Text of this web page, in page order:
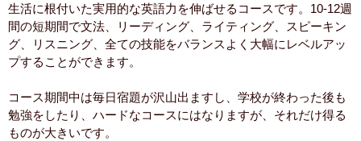
生活に根付いた実用的な英語力を伸ばせるコースです。10-12週
間の短期間で文法、リーディング、ライティング、スピーキン
グ、リスニング、全ての技能をバランスよく大幅にレベルアッ
プすることができます。
コース期間中は毎日宿題が沢山出ますし、学校が終わった後も
勉強をしたり、ハードなコースにはなりますが、それだけ得る
ものが大きいです。